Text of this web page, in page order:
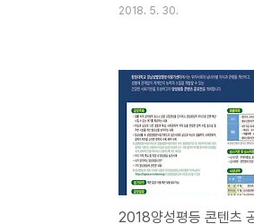
도 늘 느끼는 것이지만 회의는
깊다. 나같은 비전문가가 섣불
들기 조심스러운 분위기이기
인 내용을 아주 상식적인 수준
거듦에도 다른 위원들이 잘 들
어 고맙기도 한 위원회다. 다음
오늘 회의했다는 소식을 보도
2018. 5. 30.